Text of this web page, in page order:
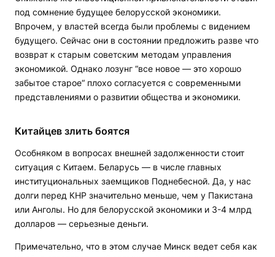
под сомнение будущее белорусской экономики.
Впрочем, у властей всегда были проблемы с видением
будущего. Сейчас они в состоянии предложить разве что
возврат к старым советским методам управления
экономикой. Однако лозунг “все новое — это хорошо
забытое старое“ плохо согласуется с современными
представлениями о развитии общества и экономики.
Китайцев злить боятся
Особняком в вопросах внешней задолженности стоит
ситуация с Китаем. Беларусь — в числе главных
институциональных заемщиков Поднебесной. Да, у нас
долги перед КНР значительно меньше, чем у Пакистана
или Анголы. Но для белорусской экономики и 3-4 млрд
долларов — серьезные деньги.
Примечательно, что в этом случае Минск ведет себя как